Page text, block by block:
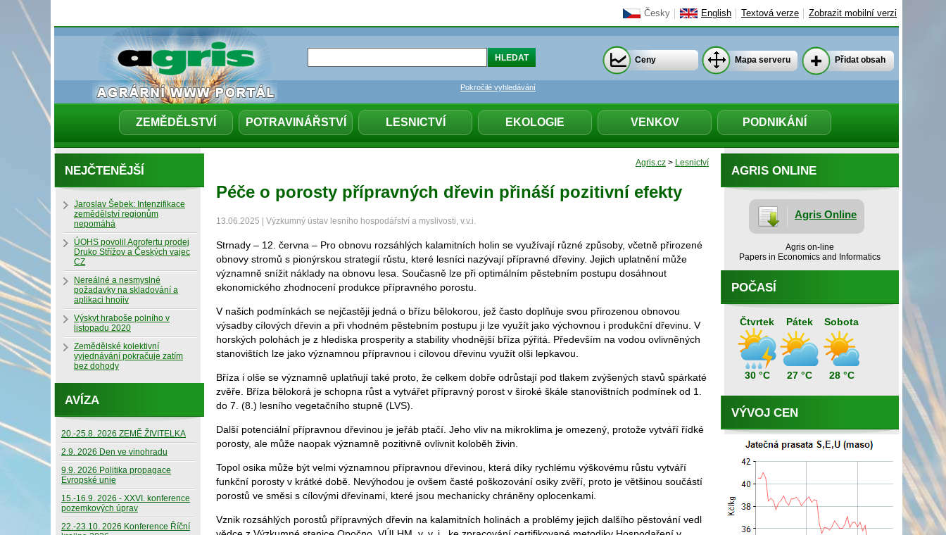
Česky English Textová verze Zobrazit mobilní verzi
ZEMĚDĚLSTVÍ POTRAVINÁŘSTVÍ LESNICTVÍ EKOLOGIE VENKOV PODNIKÁNÍ
Pokročilé vyhledávání
Ceny Mapa serveru Přidat obsah
Agris.cz > Lesnictví
Péče o porosty přípravných dřevin přináší pozitivní efekty
13.06.2025 | Výzkumný ústav lesního hospodářství a myslivosti, v.v.i.
Strnady – 12. června – Pro obnovu rozsáhlých kalamitních holin se využívají různé způsoby, včetně přirozené
obnovy stromů s pionýrskou strategií růstu, které lesníci nazývají přípravné dřeviny. Jejich uplatnění může
významně snížit náklady na obnovu lesa. Současně lze při optimálním pěstebním postupu dosáhnout
ekonomického zhodnocení produkce přípravného porostu.
V našich podmínkách se nejčastěji jedná o břízu bělokorou, jež často doplňuje svou přirozenou obnovou
výsadby cílových dřevin a při vhodném pěstebním postupu ji lze využít jako výchovnou i produkční dřevinu. V
horských polohách je z hlediska prosperity a stability vhodnější bříza pýřitá. Především na vodou ovlivněných
stanovištích lze jako významnou přípravnou i cílovou dřevinu využít olši lepkavou.
Bříza i olše se významně uplatňují také proto, že celkem dobře odrůstají pod tlakem zvýšených stavů spárkaté
zvěře. Bříza bělokorá je schopna růst a vytvářet přípravný porost v široké škále stanovištních podmínek od 1.
do 7. (8.) lesního vegetačního stupně (LVS).
Další potenciální přípravnou dřevinou je jeřáb ptačí. Jeho vliv na mikroklima je omezený, protože vytváří řídké
porosty, ale může naopak významně pozitivně ovlivnit koloběh živin.
Topol osika může být velmi významnou přípravnou dřevinou, která díky rychlému výškovému růstu vytváří
funkční porosty v krátké době. Nevýhodou je ovšem časté poškozování osiky zvěří, proto je většinou součástí
porostů ve směsi s cílovými dřevinami, které jsou mechanicky chráněny oplocenkami.
Vznik rozsáhlých porostů přípravných dřevin na kalamitních holinách a problémy jejich dalšího pěstování vedl
AGRIS ONLINE
Agris Online
Agris on-line
Papers in Economics and Informatics
POČASÍ
Čtvrtek
30 °C
Pátek
27 °C
Sobota
28 °C
VÝVOJ CEN
NEJČTENĚJŠÍ
Jaroslav Šebek: Intenzifikace
zemědělství regionům
nepomáhá
ÚOHS povolil Agrofertu prodej
Druko Střížov a Českých vajec
CZ
Nereálné a nesmyslné
požadavky na skladování a
aplikaci hnojiv
Výskyt hraboše polního v
listopadu 2020
Zemědělské kolektivní
vyjednávání pokračuje zatím
bez dohody
AVÍZA
20.-25.8. 2026 ZEMĚ ŽIVITELKA
2.9. 2026 Den ve vinohradu
9.9. 2026 Politika propagace
Evropské unie
15.-16.9. 2026 - XXVI. konference
pozemkových úprav
22.-23.10. 2026 Konference Říční